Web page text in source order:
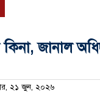
জানাল
২১ জুন, ২০২৬